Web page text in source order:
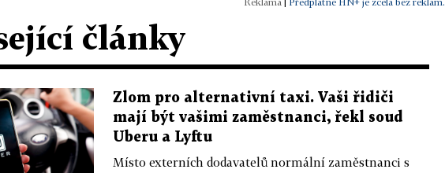
články
Zlom pro alternativní taxi. Vaši řidiči
mají být vašimi zaměstnanci, řekl soud
Uberu a Lyftu
Místo externích dodavatelů normální zaměstnanci s